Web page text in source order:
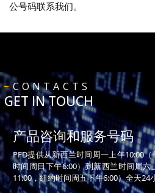
公号码联系我们。
CONTACTS
GET IN TOUCH
产品咨询和服务号码
PFD提供从新西兰时间周一上午10:00
时间周日下午6:00）到新西兰时间周
11:00，纽约时间周五下午6:00）全天24